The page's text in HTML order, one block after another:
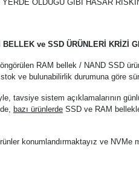
OLDUĞU GİBİ HASAR
BELLEK ve SSD ÜRÜNLERİ KRİZİ
RAM bellek / NAND SSD
ve bulunabilirlik durumuna göre
tavsiye sistem açıklamalarının
bazı ürünlerdeSSD ve RAM
konumlandırmaktayız ve